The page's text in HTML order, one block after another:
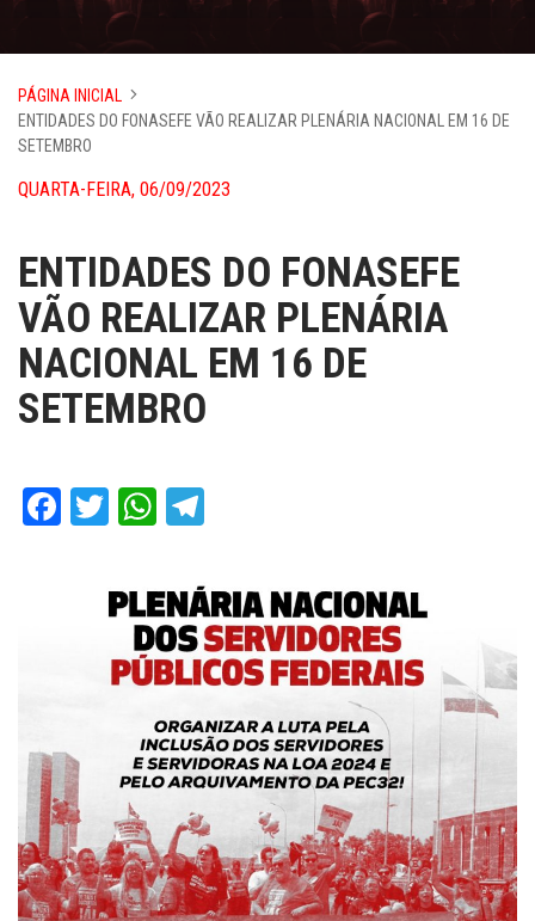
PÁGINA INICIAL
ENTIDADES DO FONASEFE VÃO REALIZAR PLENÁRIA NACIONAL EM 16 DE
SETEMBRO
QUARTA-FEIRA, 06/09/2023
ENTIDADES DO FONASEFE
VÃO REALIZAR PLENÁRIA
NACIONAL EM 16 DE
SETEMBRO
Facebook
TwitterWhatsApp